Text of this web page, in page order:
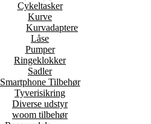
Cykeltasker
Kurve
Kurvadaptere
Låse
Pumper
Ringeklokker
Sadler
Smartphone Tilbehør
Tyverisikring
Diverse udstyr
woom tilbehør